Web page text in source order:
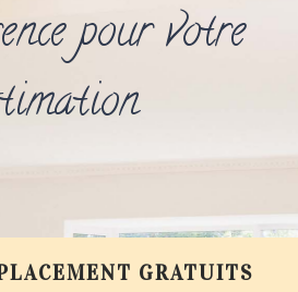
pour votre
GRATUITS